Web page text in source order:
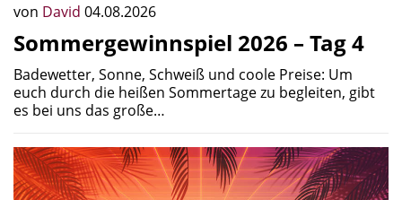
von David 04.08.2026
Sommergewinnspiel 2026 – Tag 4
Badewetter, Sonne, Schweiß und coole Preise: Um
euch durch die heißen Sommertage zu begleiten, gibt
es bei uns das große…